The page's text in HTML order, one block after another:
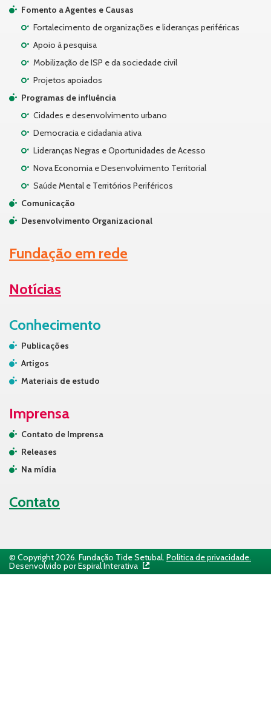
Fomento a Agentes e Causas
Fortalecimento de organizações e lideranças periféricas
Apoio à pesquisa
Mobilização de ISP e da sociedade civil
Projetos apoiados
Programas de influência
Cidades e desenvolvimento urbano
Democracia e cidadania ativa
Lideranças Negras e Oportunidades de Acesso
Nova Economia e Desenvolvimento Territorial
Saúde Mental e Territórios Periféricos
Comunicação
Desenvolvimento Organizacional
Fundação em rede
Notícias
Conhecimento
Publicações
Artigos
Materiais de estudo
Imprensa
Contato de Imprensa
Releases
Na mídia
Contato
© Copyright 2026. Fundação Tide Setubal. Política de privacidade.
Desenvolvido por Espiral Interativa